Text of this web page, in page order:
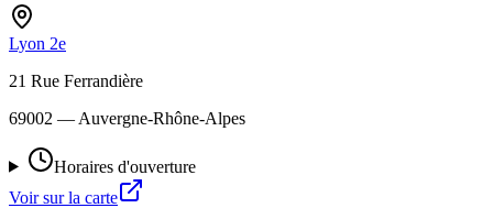
Lyon 2e
21 Rue Ferrandière
69002 — Auvergne-Rhône-Alpes
Horaires d'ouverture
Voir sur la carte